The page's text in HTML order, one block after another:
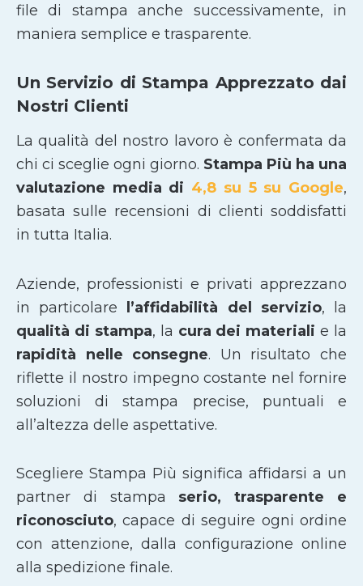
file di stampa anche successivamente, in
maniera semplice e trasparente.
Un Servizio di Stampa Apprezzato dai
Nostri Clienti
La qualità del nostro lavoro è confermata da
chi ci sceglie ogni giorno. Stampa Più ha una
valutazione media di 4,8 su 5 su Google,
basata sulle recensioni di clienti soddisfatti
in tutta Italia.
Aziende, professionisti e privati apprezzano
in particolare
l’affidabilità del servizio, la
qualità di stampa, la cura dei materiali e la
rapidità nelle consegne. Un risultato che
riflette il nostro impegno costante nel fornire
soluzioni di stampa precise, puntuali e
all’altezza delle aspettative.
Scegliere Stampa Più significa affidarsi a un
partner di stampa serio, trasparente e
riconosciuto, capace di seguire ogni ordine
con attenzione, dalla configurazione online
alla spedizione finale.